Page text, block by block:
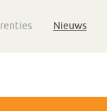
Nieuws